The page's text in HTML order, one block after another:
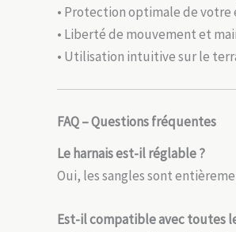
• Protection optimale de
• Liberté de mouvement et
• Utilisation intuitive sur le
FAQ – Questions fréquentes
Le harnais est-il réglable ?
Oui, les sangles sont
Est-il compatible avec toutes